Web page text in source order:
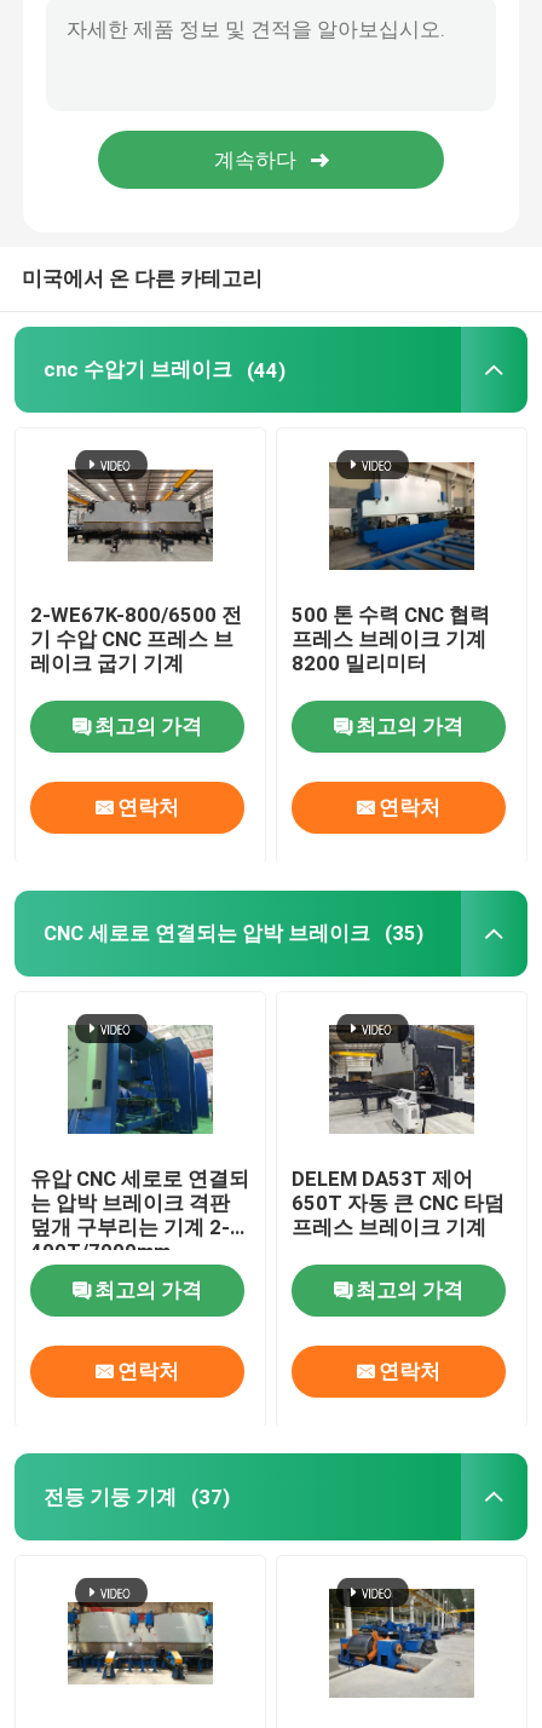
전등 기둥 기계
전등 기둥 문 절단기
Highmast와 monopole 솔기 용접 기계
길이 기계를 잘라
테이퍼 절단기
기계를 형성하는 난간 목록
유압 깎는 기계
샷 가공 기계
레이저 커팅 머신
막대기 교정기
선을 째는 강철 코일
로봇식 용접 기계
뜨거운 복각 직류 전기를 통하기 장비
기압판 기로틴 깎기 기계, 금속판 절단 기계
고성능 똑바른 칼 공업 깎는 기계 잎 6CrW2Si
미국에서 온 다른 카테고리
cnc 수압기 브레이크 (44)
2-WE67K-800/6500 전
기 수압 CNC 프레스 브
레이크 굽기 기계
최고의 가격
연락처
500 톤 수력 CNC 협력
프레스 브레이크 기계
8200 밀리미터
최고의 가격
연락처
CNC 세로로 연결되는 압박 브레이크 (35)
유압 CNC 세로로 연결되
는 압박 브레이크 격판
덮개 구부리는 기계 2-
400T/7000mm
최고의 가격
연락처
DELEM DA53T 제어
650T 자동 큰 CNC 타덤
프레스 브레이크 기계
최고의 가격
연락처
전등 기둥 기계 (37)